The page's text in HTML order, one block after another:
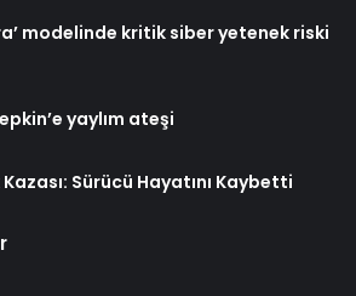
modelinde kritik siber yetenek riski
yaylım ateşi
Sürücü Hayatını Kaybetti